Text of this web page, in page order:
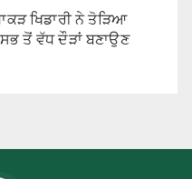
ਖਿਡਾਰੀ ਨੇ ਤੋੜਿਆ
ਤੋਂ ਵੱਧ ਦੌੜਾਂ ਬਣਾਉਣ